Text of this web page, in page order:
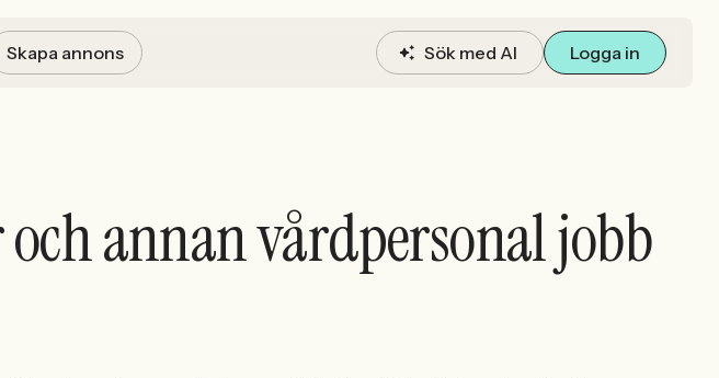
Skapa annons Sök med AI Logga in
annan vårdpersonal jobb